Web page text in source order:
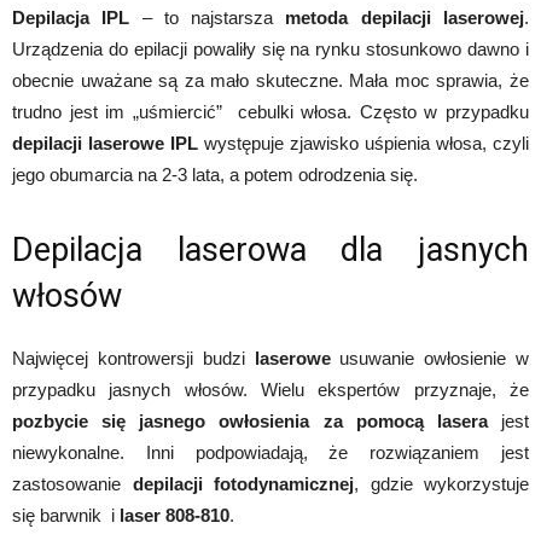
Depilacja IPL – to najstarsza metoda depilacji laserowej.
Urządzenia do epilacji powaliły się na rynku stosunkowo dawno i
obecnie uważane są za mało skuteczne. Mała moc sprawia, że
trudno jest im „uśmiercić” cebulki włosa. Często w przypadku
depilacji laserowe IPL występuje zjawisko uśpienia włosa, czyli
jego obumarcia na 2-3 lata, a potem odrodzenia się.
Depilacja laserowa dla jasnych
włosów
Najwięcej kontrowersji budzi laseroweusuwanie owłosienie w
przypadku jasnych włosów. Wielu ekspertów przyznaje, że
pozbycie się jasnego owłosienia za pomocą laserajest
niewykonalne. Inni podpowiadają, że rozwiązaniem jest
zastosowanie depilacji fotodynamicznej, gdzie wykorzystuje
się barwnik i laser 808-810.